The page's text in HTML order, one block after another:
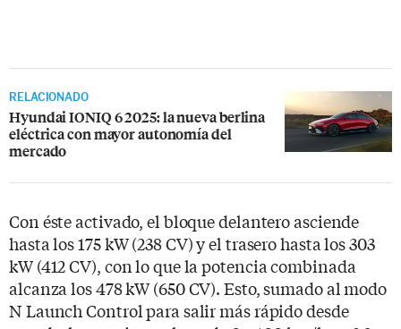
RELACIONADO
Hyundai IONIQ 6 2025: la nueva berlina
eléctrica con mayor autonomía del
mercado
Con éste activado, el bloque delantero asciende
hasta los 175 kW (238 CV) y el trasero hasta los 303
kW (412 CV), con lo que la potencia combinada
alcanza los 478 kW (650 CV). Esto, sumado al modo
N Launch Control para salir más rápido desde